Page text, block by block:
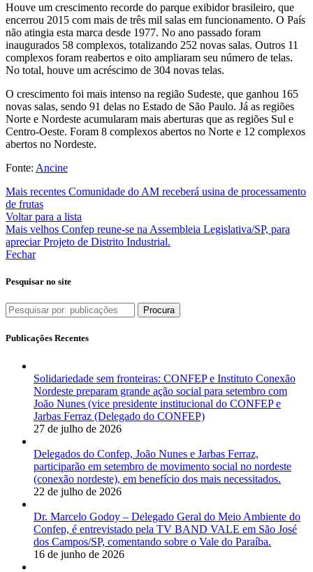
Houve um crescimento recorde do parque exibidor brasileiro, que
encerrou 2015 com mais de três mil salas em funcionamento. O País
não atingia esta marca desde 1977. No ano passado foram
inaugurados 58 complexos, totalizando 252 novas salas. Outros 11
complexos foram reabertos e oito ampliaram seu número de telas.
No total, houve um acréscimo de 304 novas telas.
O crescimento foi mais intenso na região Sudeste, que ganhou 165
novas salas, sendo 91 delas no Estado de São Paulo. Já as regiões
Norte e Nordeste acumularam mais aberturas que as regiões Sul e
Centro-Oeste. Foram 8 complexos abertos no Norte e 12 complexos
abertos no Nordeste.
Fonte: Ancine
Mais recentes Comunidade do AM receberá usina de processamento
de frutas
Voltar para a lista
Mais velhos Confep reune-se na Assembleia Legislativa/SP, para
apreciar Projeto de Distrito Industrial.
Fechar
Pesquisar no site
Procura
Publicações Recentes
Solidariedade sem fronteiras: CONFEP e Instituto Conexão
Nordeste preparam grande ação social para setembro com
João Nunes (vice presidente institucional do CONFEP e
Jarbas Ferraz (Delegado do CONFEP)
27 de julho de 2026
Delegados do Confep, João Nunes e Jarbas Ferraz,
participarão em setembro de movimento social no nordeste
(conexão nordeste), em benefício dos mais necessitados.
22 de julho de 2026
Dr. Marcelo Godoy – Delegado Geral do Meio Ambiente do
Confep, é entrevistado pela TV BAND VALE em São José
dos Campos/SP, comentando sobre o Vale do Paraíba.
16 de junho de 2026